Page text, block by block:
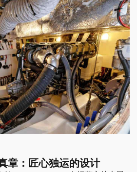
章：匠心独运的设计